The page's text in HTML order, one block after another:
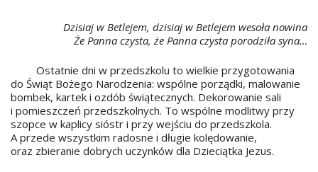
Dzisiaj w Betlejem, dzisiaj w Betlejem wesoła nowina
Że Panna czysta, że Panna czysta porodziła syna…
Ostatnie dni w przedszkolu to wielkie przygotowania
do Świąt Bożego Narodzenia: wspólne porządki, malowanie
bombek, kartek i ozdób świątecznych. Dekorowanie sali
i pomieszczeń przedszkolnych. To wspólne modlitwy przy
szopce w kaplicy sióstr i przy wejściu do przedszkola.
A przede wszystkim radosne i długie kolędowanie,
oraz zbieranie dobrych uczynków dla Dzieciątka Jezus.